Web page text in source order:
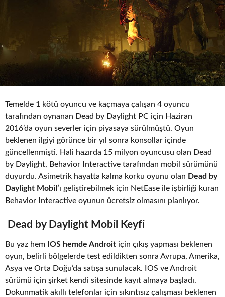
Temelde 1 kötü oyuncu ve kaçmaya çalışan 4 oyuncu
tarafından oynanan Dead by Daylight PC için Haziran
2016’da oyun severler için piyasaya sürülmüştü. Oyun
beklenen ilgiyi görünce bir yıl sonra konsollar içinde
güncellenmişti. Hali hazırda 15 milyon oyuncusu olan Dead
by Daylight, Behavior Interactive tarafından mobil sürümünü
duyurdu. Asimetrik hayatta kalma korku oyunu olan Dead by
Daylight Mobil’ı geliştirebilmek için NetEase ile işbirliği kuran
Behavior Interactive oyunun ücretsiz olmasını planlıyor.
Dead by Daylight Mobil Keyfi
Bu yaz hem IOS hemde Androit için çıkış yapması beklenen
oyun, belirli bölgelerde test edildikten sonra Avrupa, Amerika,
Asya ve Orta Doğu’da satışa sunulacak. IOS ve Androit
sürümü için şirket kendi sitesinde kayıt almaya başladı.
Dokunmatik akıllı telefonlar için sıkıntısız çalışması beklenen